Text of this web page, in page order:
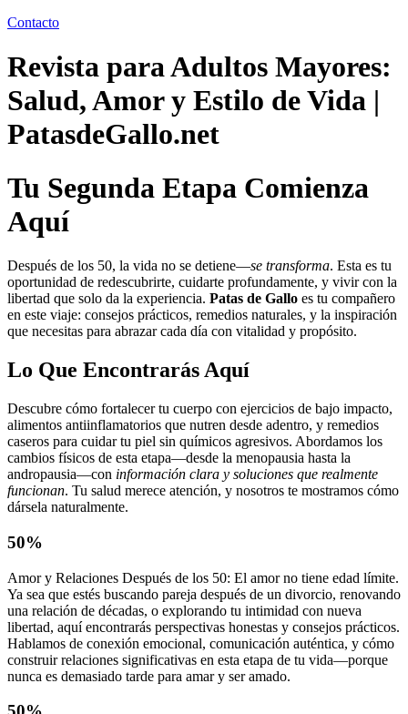
Contacto
Revista para Adultos Mayores:
Salud, Amor y Estilo de Vida |
PatasdeGallo.net
Tu Segunda Etapa Comienza
Aquí
Después de los 50, la vida no se detiene—se transforma. Esta es tu
oportunidad de redescubrirte, cuidarte profundamente, y vivir con la
libertad que solo da la experiencia. Patas de Gallo es tu compañero
en este viaje: consejos prácticos, remedios naturales, y la inspiración
que necesitas para abrazar cada día con vitalidad y propósito.
Lo Que Encontrarás Aquí
Descubre cómo fortalecer tu cuerpo con ejercicios de bajo impacto,
alimentos antiinflamatorios que nutren desde adentro, y remedios
caseros para cuidar tu piel sin químicos agresivos. Abordamos los
cambios físicos de esta etapa—desde la menopausia hasta la
andropausia—con información clara y soluciones que realmente
funcionan. Tu salud merece atención, y nosotros te mostramos cómo
dársela naturalmente.
50%
Amor y Relaciones Después de los 50: El amor no tiene edad límite.
Ya sea que estés buscando pareja después de un divorcio, renovando
una relación de décadas, o explorando tu intimidad con nueva
libertad, aquí encontrarás perspectivas honestas y consejos prácticos.
Hablamos de conexión emocional, comunicación auténtica, y cómo
construir relaciones significativas en esta etapa de tu vida—porque
nunca es demasiado tarde para amar y ser amado.